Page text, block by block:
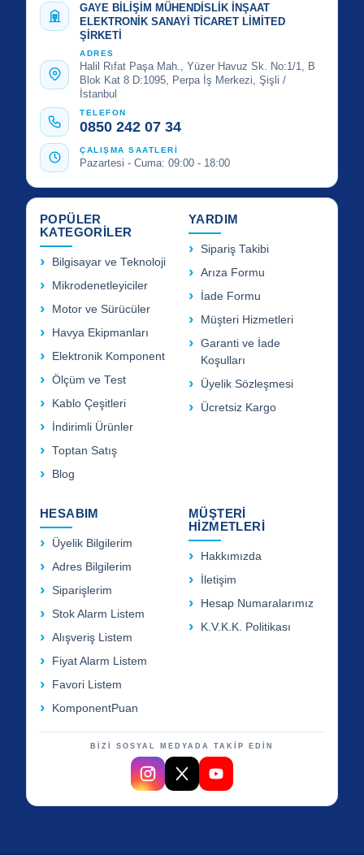
GAYE BİLİŞİM MÜHENDİSLİK İNŞAAT
ELEKTRONİK SANAYİ TİCARET LİMİTED
ŞİRKETİ
ADRES
Halil Rıfat Paşa Mah., Yüzer Havuz Sk. No:1/1, B
Blok Kat 8 D:1095, Perpa İş Merkezi, Şişli /
İstanbul
TELEFON
0850 242 07 34
ÇALIŞMA SAATLERİ
Pazartesi - Cuma: 09:00 - 18:00
POPÜLER
KATEGORİLER
Bilgisayar ve Teknoloji
Mikrodenetleyiciler
Motor ve Sürücüler
Havya Ekipmanları
Elektronik Komponent
Ölçüm ve Test
Kablo Çeşitleri
İndirimli Ürünler
Toptan Satış
Blog
YARDIM
Sipariş Takibi
Arıza Formu
İade Formu
Müşteri Hizmetleri
Garanti ve İade
Koşulları
Üyelik Sözleşmesi
Ücretsiz Kargo
HESABIM
Üyelik Bilgilerim
Adres Bilgilerim
Siparişlerim
Stok Alarm Listem
Alışveriş Listem
Fiyat Alarm Listem
Favori Listem
KomponentPuan
MÜŞTERİ
HİZMETLERİ
Hakkımızda
İletişim
Hesap Numaralarımız
K.V.K.K. Politikası
BİZİ SOSYAL MEDYADA TAKİP EDİN